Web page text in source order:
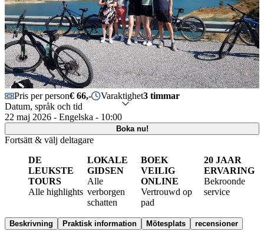
Pris per person€ 66,- Varaktighet3 timmar
Datum, språk och tid
22 maj 2026 - Engelska - 10:00
Boka nu!
Fortsätt & välj deltagare
DE
LEUKSTE
TOURS
Alle highlights
LOKALE
GIDSEN
Alle
verborgen
schatten
BOEK
VEILIG
ONLINE
Vertrouwd op
pad
20 JAAR
ERVARING
Bekroonde
service
Beskrivning Praktisk information Mötesplats recensioner